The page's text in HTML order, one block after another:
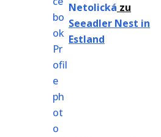
Netolická zu
Seeadler Nest in
Estland